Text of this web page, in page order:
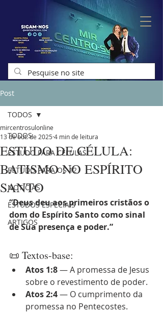
Post
TODOS
ESTUDO PARA CÉLULAS
ESTUDO PARA OS 12
NOTÍCIAS
ESTUDOS ESPECIAIS
ARTIGOS
TODOS
ESTUDO DE CÉLULA:
BATISMO NO ESPÍRITO
SANTO
mircentrosulonline
13 de out. de 2025 4 min de leitura
“Deus deu aos primeiros cristãos o
dom do Espírito Santo como sinal
de Sua presença e poder.”
📜 Textos-base:
Atos 1:8 — A promessa de Jesus
sobre o revestimento de poder.
Atos 2:4 — O cumprimento da
promessa no Pentecostes.